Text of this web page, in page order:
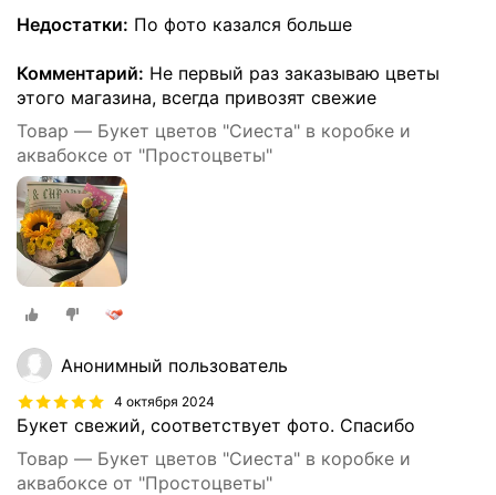
Недостатки: По фото казался больше
Комментарий: Не первый раз заказываю цветы
этого магазина, всегда привозят свежие
Товар — Букет цветов "Сиеста" в коробке и
аквабоксе от "Простоцветы"
Анонимный пользователь
4 октября 2024
Букет свежий, соответствует фото. Спасибо
Товар — Букет цветов "Сиеста" в коробке и
аквабоксе от "Простоцветы"